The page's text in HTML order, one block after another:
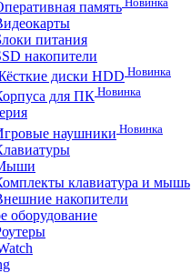
память
питания
накопители
диски HDD Новинка
для ПК Новинка
наушники Новинка
клавиатура и мышь
накопители
оборудование